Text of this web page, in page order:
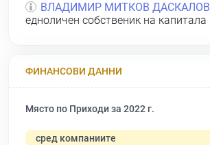
ВЛАДИМИР МИТКОВ ДАСКАЛОВ
едноличен собственик на капитала
ФИНАНСОВИ ДАННИ
Място по Приходи за 2022 г.
сред компаниите